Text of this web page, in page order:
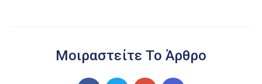
Μοιραστείτε Το Άρθρο